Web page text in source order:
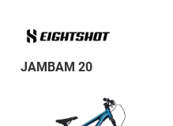
JAMBAM 20